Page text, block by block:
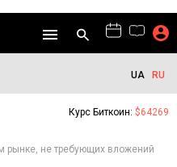
UA RU
Курс Биткоин: $64269
рынке, не требующих вложений